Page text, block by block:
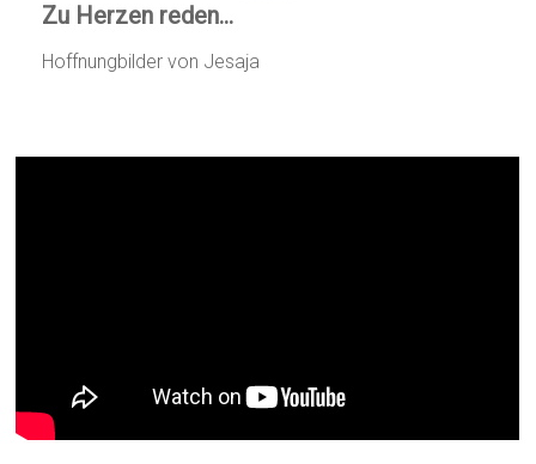
Zu Herzen reden…
Hoffnungbilder von Jesaja